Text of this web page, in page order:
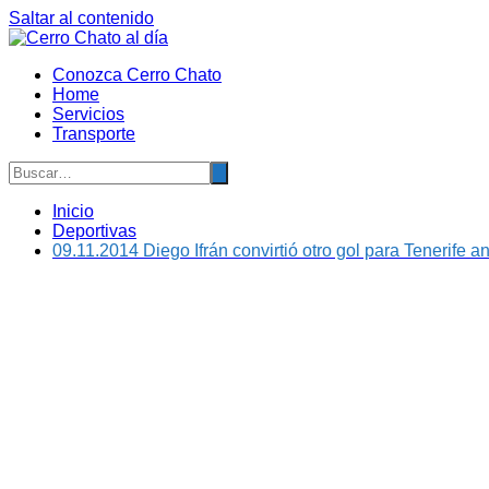
Saltar al contenido
Conozca Cerro Chato
Home
Servicios
Transporte
Inicio
Deportivas
09.11.2014 Diego Ifrán convirtió otro gol para Tenerife